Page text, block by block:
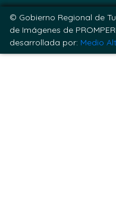
© Gobierno Regional de
de Imágenes de
desarrollada por: Medio